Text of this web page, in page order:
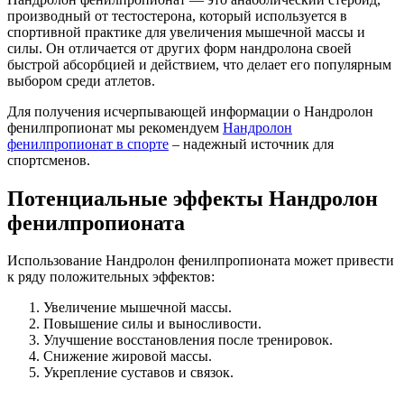
производный от тестостерона, который используется в
спортивной практике для увеличения мышечной массы и
силы. Он отличается от других форм нандролона своей
быстрой абсорбцией и действием, что делает его популярным
выбором среди атлетов.
Для получения исчерпывающей информации о Нандролон
фенилпропионат мы рекомендуем Нандролон
фенилпропионат в спорте – надежный источник для
спортсменов.
Потенциальные эффекты Нандролон
фенилпропионата
Использование Нандролон фенилпропионата может привести
к ряду положительных эффектов:
Увеличение мышечной массы.
Повышение силы и выносливости.
Улучшение восстановления после тренировок.
Снижение жировой массы.
Укрепление суставов и связок.